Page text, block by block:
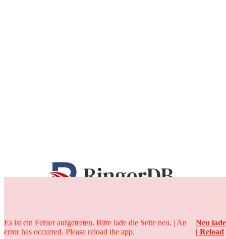
25 Jahre
Es ist ein Fehler aufgetreten. Bitte lade die Seite neu. | An
error has occurred. Please reload the app.
Neu
| Reload